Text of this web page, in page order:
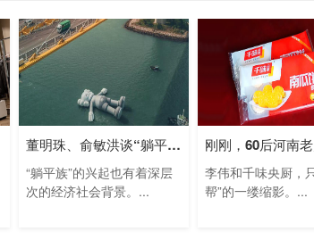
董明珠、俞敏洪谈“躺平”、“内卷”：
“躺平族”的兴起也有着深层
次的经济社会背景。...
李伟和千味央厨，
帮”的一缕缩影。...